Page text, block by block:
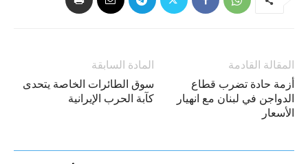
المادة السابقة
سوق الطائرات الخاصة يتحدى
كآبة الحرب الإيرانية
المقالة القادمة
أزمة حادة تضرب قطاع
الدواجن في لبنان مع انهيار
الأسعار